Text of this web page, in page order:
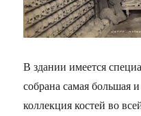
В здании имеется
собрана самая большая
коллекция костей во